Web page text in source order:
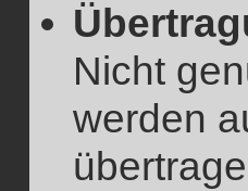
Nicht
werden